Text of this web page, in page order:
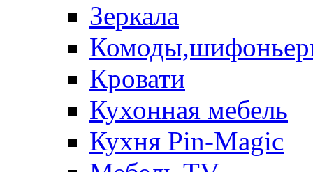
Зеркала
Кровати
Кухонная мебель
Кухня Pin-Magic